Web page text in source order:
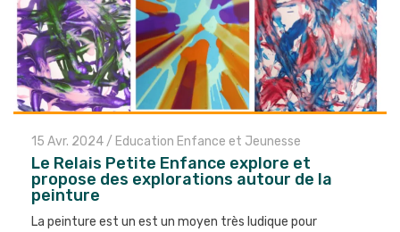
15 Avr. 2024 / Education Enfance et Jeunesse
Le Relais Petite Enfance explore et
propose des explorations autour de la
peinture
La peinture est un est un moyen très ludique pour